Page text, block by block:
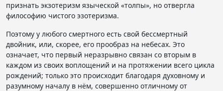
признать экзотеризм языческой «толпы», но отвергла
философию чистого эзотеризма.
Поэтому у любого смертного есть свой бессмертный
двойник, или, скорее, его прообраз на небесах. Это
означает, что первый неразрывно связан со вторым в
каждом из своих воплощений и на протяжении всего цикла
рождений; только это происходит благодаря духовному и
разумному началу в нём, совершенно отличному от